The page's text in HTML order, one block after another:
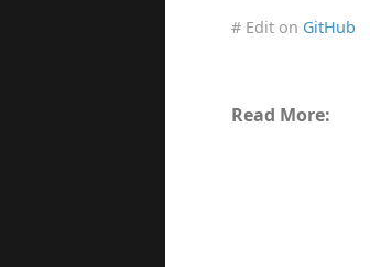
# Edit on GitHub
Read More: